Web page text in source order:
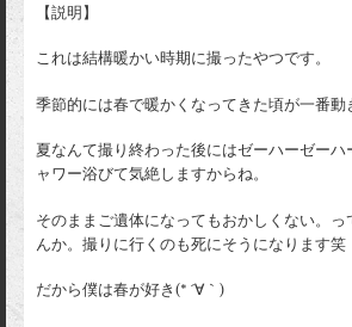
【説明】
これは結構暖かい時期に撮ったやつです。
季節的には春で暖かくなってきた頃が一番動
夏なんて撮り終わった後にはゼーハーゼーハ
ャワー浴びて気絶しますからね。
そのままご遺体になってもおかしくない。
んか。撮りに行くのも死にそうになります笑
だから僕は春が好き(* ´∀｀)